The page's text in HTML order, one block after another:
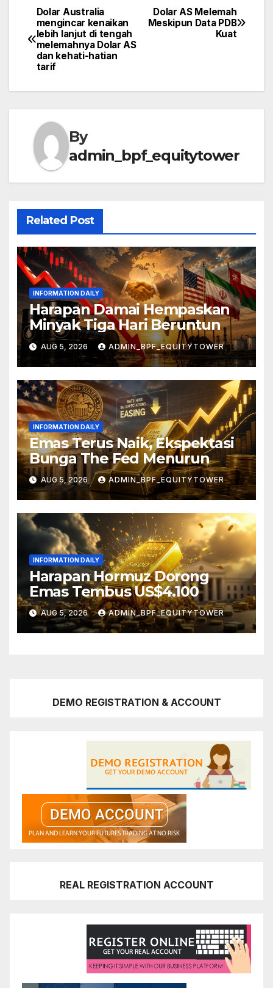
Post
navigation
Dolar AS Melemah
Meskipun Data PDB
Kuat
Dolar Australia
mengincar kenaikan
lebih lanjut di tengah
melemahnya Dolar AS
dan kehati-hatian
tarif
By
admin_bpf_equitytower
Related Post
INFORMATION DAILY
Harapan Damai Hempaskan
Minyak Tiga Hari Beruntun
AUG 5, 2026 ADMIN_BPF_EQUITYTOWER
INFORMATION DAILY
Emas Terus Naik, Ekspektasi
Bunga The Fed Menurun
AUG 5, 2026 ADMIN_BPF_EQUITYTOWER
INFORMATION DAILY
Harapan Hormuz Dorong
Emas Tembus US$4.100
AUG 5, 2026 ADMIN_BPF_EQUITYTOWER
DEMO REGISTRATION & ACCOUNT
REAL REGISTRATION ACCOUNT